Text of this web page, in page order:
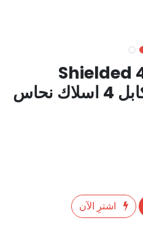
Shielded
Cable 1 Meter كابل 4 اسلاك نحاس
اشترِ الآن